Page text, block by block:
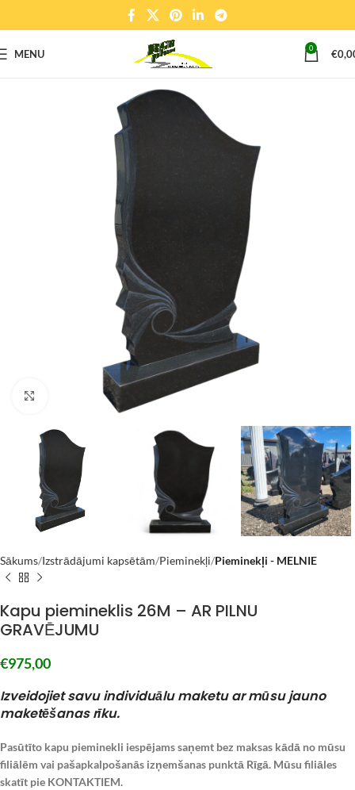
MENU 0 €
Click to enlarge
Sākums Izstrādājumi kapsētām Pieminekļi Pieminekļi - MELNIE
Kapu piemineklis 26M – AR PILNU
GRAVĒJUMU
€975,00
Izveidojiet savu individuālu maketu ar mūsu jauno
maketēšanas rīku.
Pasūtīto kapu pieminekli iespējams saņemt bez maksas kādā no mūsu
filiālēm vai pašapkalpošanās izņemšanas punktā Rīgā. Mūsu filiāles
skatīt pie KONTAKTIEM.